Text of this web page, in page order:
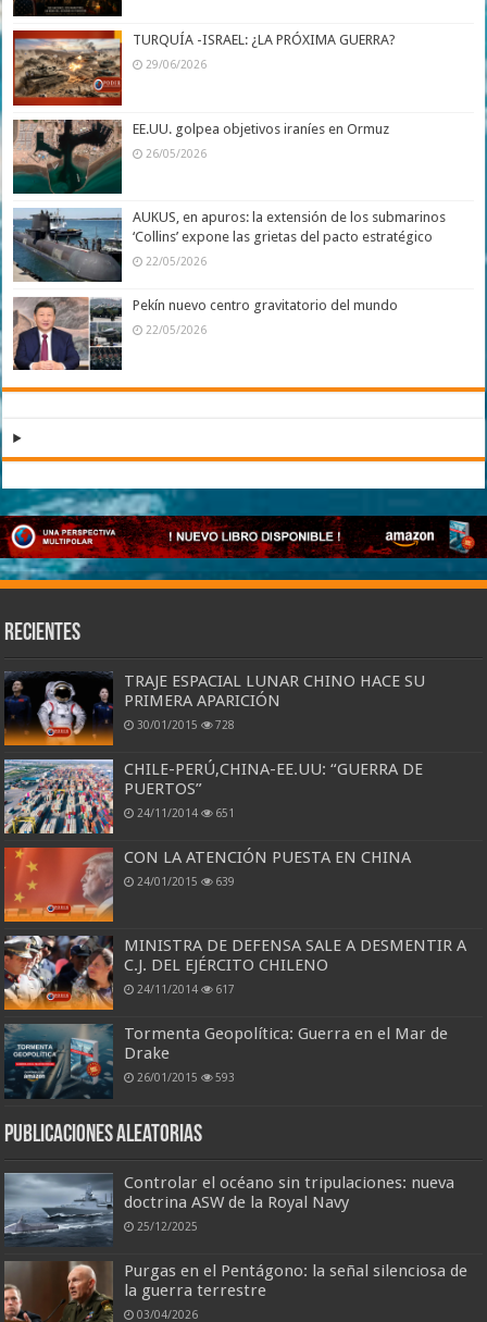
TURQUÍA -ISRAEL: ¿LA PRÓXIMA GUERRA?
29/06/2026
EE.UU. golpea objetivos iraníes en Ormuz
26/05/2026
AUKUS, en apuros: la extensión de los submarinos
‘Collins’ expone las grietas del pacto estratégico
22/05/2026
Pekín nuevo centro gravitatorio del mundo
22/05/2026
Recientes
TRAJE ESPACIAL LUNAR CHINO HACE SU
PRIMERA APARICIÓN
30/01/2015 728
CHILE-PERÚ,CHINA-EE.UU: “GUERRA DE
PUERTOS”
24/11/2014 651
CON LA ATENCIÓN PUESTA EN CHINA
24/01/2015 639
MINISTRA DE DEFENSA SALE A DESMENTIR A
C.J. DEL EJÉRCITO CHILENO
24/11/2014 617
Tormenta Geopolítica: Guerra en el Mar de
Drake
26/01/2015 593
Publicaciones aleatorias
Controlar el océano sin tripulaciones: nueva
doctrina ASW de la Royal Navy
25/12/2025
Purgas en el Pentágono: la señal silenciosa de
la guerra terrestre
03/04/2026